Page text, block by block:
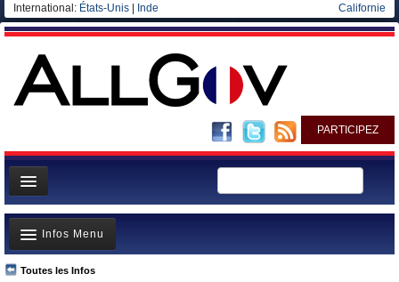
International: États-Unis Inde Californie
PARTICIPEZ
Page d'accueil
Infos
Gouvernement
Toutes les Infos
Infos Menu
A la Une